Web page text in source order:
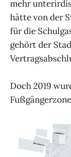
mehr
hätte von der
für die
gehört der
Doch 2019